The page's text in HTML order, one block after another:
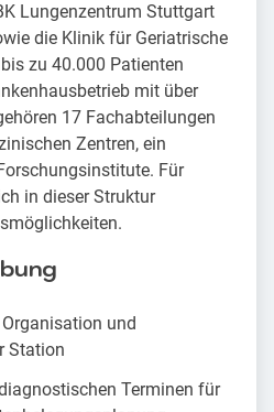
Lungenzentrum Stuttgart
die Klinik für Geriatrische
zu 40.000 Patienten
mit über
17 Fachabteilungen
Zentren, ein
Für
in dieser Struktur
und
Station
Terminen für